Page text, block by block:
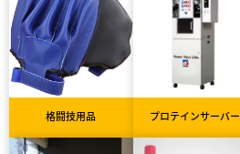
格闘技用品 プロテインサーバー